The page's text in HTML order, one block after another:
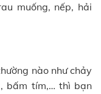
muống, nếp, hải
nào như chảy
bấm tím,… thì bạn